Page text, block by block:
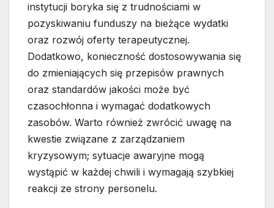
instytucji boryka się z trudnościami w
pozyskiwaniu funduszy na bieżące wydatki
oraz rozwój oferty terapeutycznej.
Dodatkowo, konieczność dostosowywania się
do zmieniających się przepisów prawnych
oraz standardów jakości może być
czasochłonna i wymagać dodatkowych
zasobów. Warto również zwrócić uwagę na
kwestie związane z zarządzaniem
kryzysowym; sytuacje awaryjne mogą
wystąpić w każdej chwili i wymagają szybkiej
reakcji ze strony personelu.